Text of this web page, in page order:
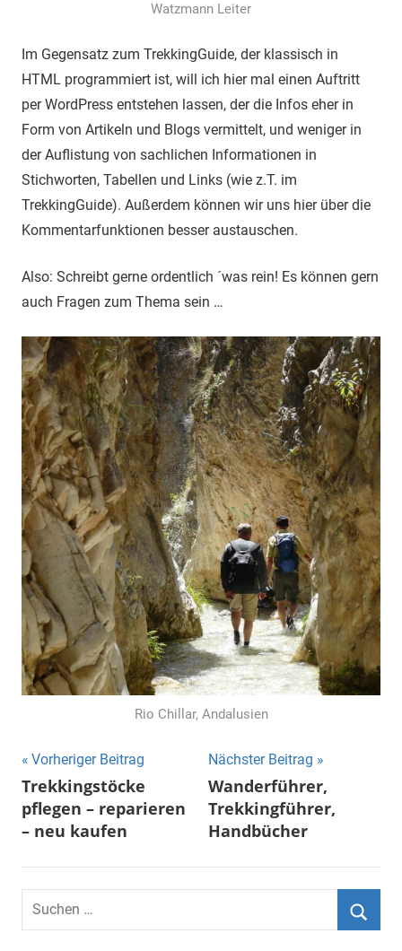
Watzmann Leiter
Im Gegensatz zum TrekkingGuide, der klassisch in
HTML programmiert ist, will ich hier mal einen Auftritt
per WordPress entstehen lassen, der die Infos eher in
Form von Artikeln und Blogs vermittelt, und weniger in
der Auflistung von sachlichen Informationen in
Stichworten, Tabellen und Links (wie z.T. im
TrekkingGuide). Außerdem können wir uns hier über die
Kommentarfunktionen besser austauschen.
Also: Schreibt gerne ordentlich ´was rein! Es können gern
auch Fragen zum Thema sein …
Rio Chillar, Andalusien
Beitragsnavigation
Vorheriger Beitrag
Trekkingstöcke
pflegen – reparieren
– neu kaufen
Nächster Beitrag
Wanderführer,
Trekkingführer,
Handbücher
Suchen
nach: